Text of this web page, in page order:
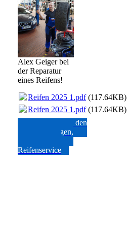
Alex Geiger bei
der Reparatur
eines Reifens!
Reifen 2025 1.pdf(117.64KB)
Reifen 2025 1.pdf(117.64KB)
Hier geht es zu den
online Aufträgen,
Reifenservice